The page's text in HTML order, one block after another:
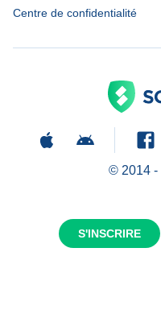
S'INSCRIRE
Centre de confidentialité
© 2014 -